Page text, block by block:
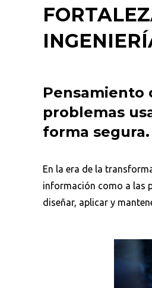
Pensamiento
problemas
forma segura.
En la era de la
información como a las
diseñar, aplicar y